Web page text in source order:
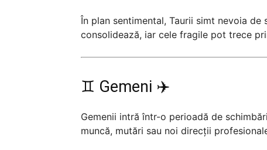
În plan sentimental, Taurii simt nevoia
consolidează, iar cele fragile pot trece
♊ Gemeni ✈️
Gemenii intră într-o perioadă de
muncă, mutări sau noi direcții